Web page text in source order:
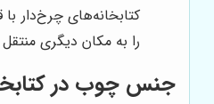
کتابخانه‌های چرخ‌دار
را به مکان دیگری
جنس چوب در